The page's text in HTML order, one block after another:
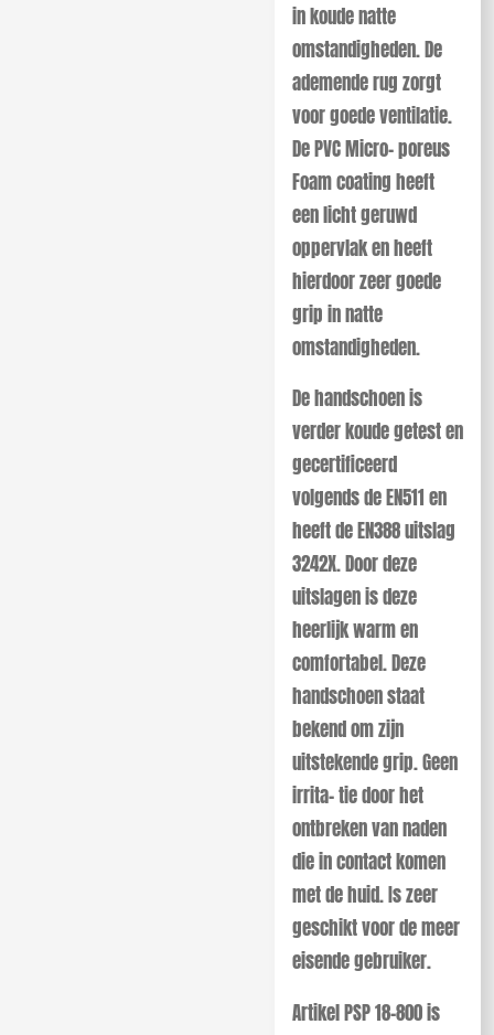
in koude natte
omstandigheden. De
ademende rug zorgt
voor goede ventilatie.
De PVC Micro- poreus
Foam coating heeft
een licht geruwd
oppervlak en heeft
hierdoor zeer goede
grip in natte
omstandigheden.
De handschoen is
verder koude getest en
gecertificeerd
volgends de EN511 en
heeft de EN388 uitslag
3242X. Door deze
uitslagen is deze
heerlijk warm en
comfortabel. Deze
handschoen staat
bekend om zijn
uitstekende grip. Geen
irrita- tie door het
ontbreken van naden
die in contact komen
met de huid. Is zeer
geschikt voor de meer
eisende gebruiker.
Artikel PSP 18-800 is